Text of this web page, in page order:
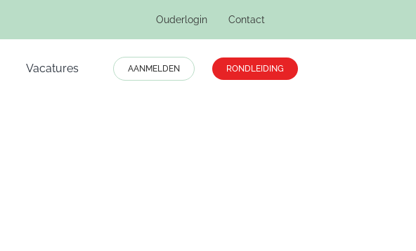
Ouderlogin Contact
Vacatures AANMELDEN RONDLEIDING